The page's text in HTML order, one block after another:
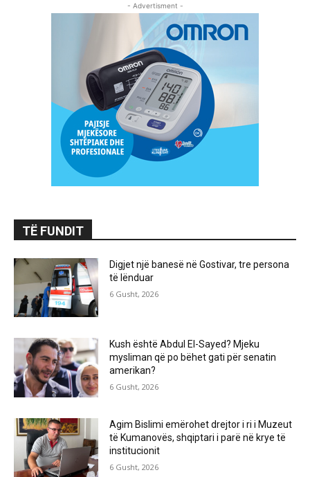
- Advertisment -
TË FUNDIT
Digjet një banesë në Gostivar, tre persona
të lënduar
6 Gusht, 2026
Kush është Abdul El-Sayed? Mjeku
mysliman që po bëhet gati për senatin
amerikan?
6 Gusht, 2026
Agim Bislimi emërohet drejtor i ri i Muzeut
të Kumanovës, shqiptari i parë në krye të
institucionit
6 Gusht, 2026